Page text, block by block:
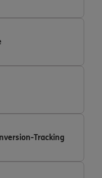
Tracking